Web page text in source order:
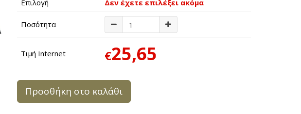
Επιλογή Δεν έχετε επιλέξει ακόμα
Ποσότητα
Τιμή Internet €25,65
Προσθήκη στο καλάθι